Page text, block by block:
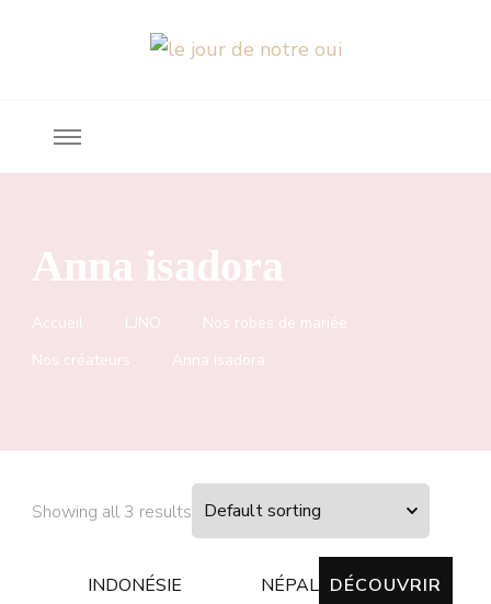
Anna isadora
Accueil LJNO
Nos robes de mariée
Nos créateurs
Anna isadora
Showing all 3 results
INDONÉSIE
NÉPAL DÉCOUVRIR